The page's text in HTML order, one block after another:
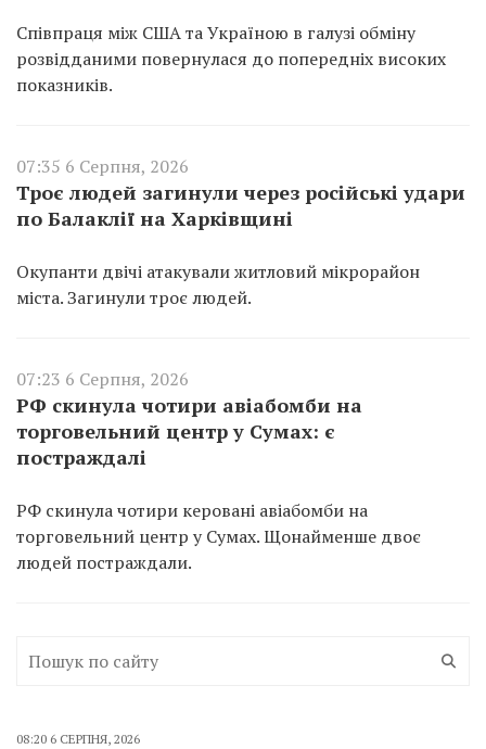
Співпраця між США та Україною в галузі обміну
розвідданими повернулася до попередніх високих
показників.
07:35 6 Серпня, 2026
Троє людей загинули через російські удари
по Балаклії на Харківщині
Окупанти двічі атакували житловий мікрорайон
міста. Загинули троє людей.
07:23 6 Серпня, 2026
РФ скинула чотири авіабомби на
торговельний центр у Сумах: є
постраждалі
РФ скинула чотири керовані авіабомби на
торговельний центр у Сумах. Щонайменше двоє
людей постраждали.
08:20 6 СЕРПНЯ, 2026